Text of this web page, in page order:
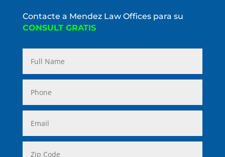
Contacte a Mendez Law Offices para su
CONSULT GRATIS